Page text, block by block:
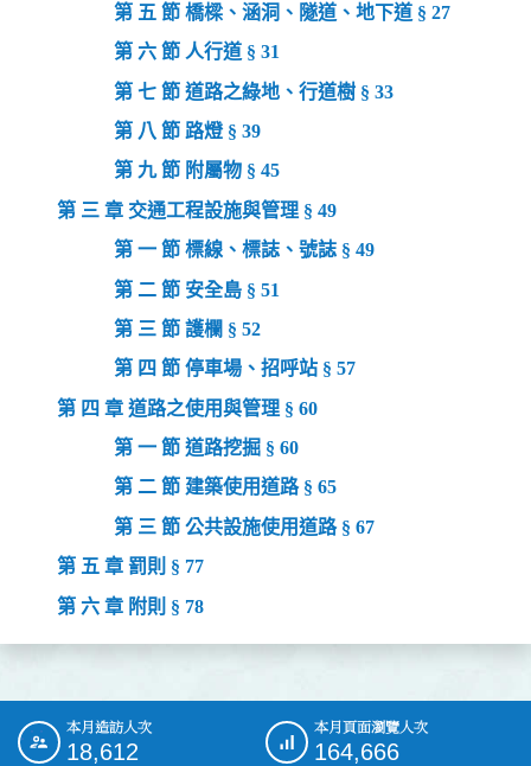
第 五 節 橋樑、涵洞、隧道、地下道 § 27
第 六 節 人行道 § 31
第 七 節 道路之綠地、行道樹 § 33
第 八 節 路燈 § 39
第 九 節 附屬物 § 45
第 三 章 交通工程設施與管理 § 49
第 一 節 標線、標誌、號誌 § 49
第 二 節 安全島 § 51
第 三 節 護欄 § 52
第 四 節 停車場、招呼站 § 57
第 四 章 道路之使用與管理 § 60
第 一 節 道路挖掘 § 60
第 二 節 建築使用道路 § 65
第 三 節 公共設施使用道路 § 67
第 五 章 罰則 § 77
第 六 章 附則 § 78
::: 本月造訪人次
18,612
本月頁面瀏覽人次
164,666